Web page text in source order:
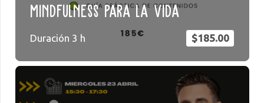
Mindfulness para la vida
Duración 3 h $185.00